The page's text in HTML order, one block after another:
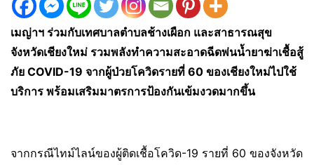
เมญ่าฯ ร่วมกับเทศบาลตำบลช้างเผือก และสาธารณสุข
จังหวัดเชียงใหม่ รวมพลังทำความสะอาดฉีดพ่นน้ำยาฆ่าเชื้อสู้
ภัย COVID-19 จากผู้ป่วยโควิดรายที่ 60 ของเชียงใหม่ไปใช้
บริการ พร้อมเสริมมาตรการป้องกันเข้มงวดมากขึ้น
จากกรณีไทม์ไลน์ของผู้ติดเชื้อโควิด-19 รายที่ 60 ของจังหวัด